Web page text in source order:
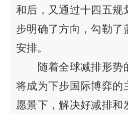
和 后，又通过十四五规
步明确了方向，勾勒了
安排。
随着全球减排形势
将成为下步国际博弈的
愿景下 ，解决好减排和